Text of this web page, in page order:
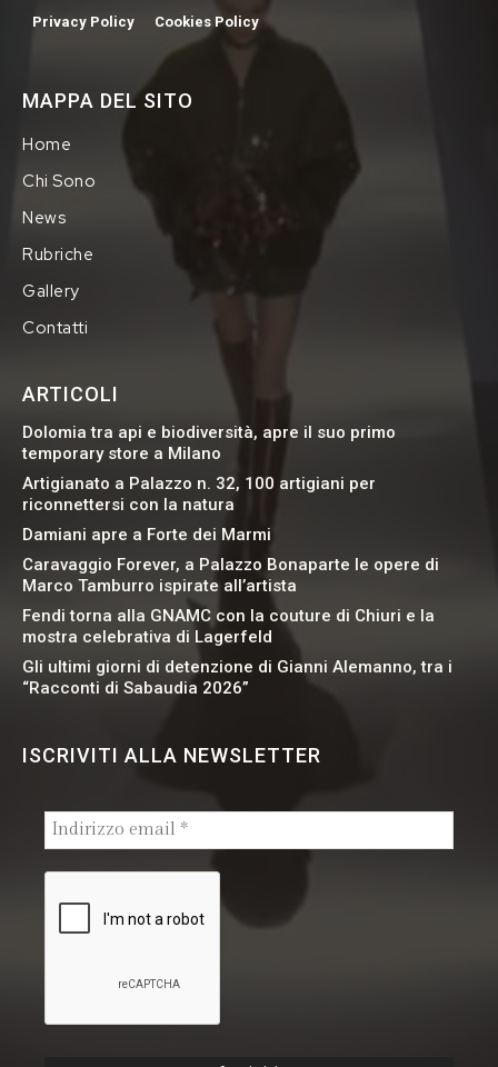
Privacy Policy Cookies Policy
MAPPA DEL SITO
Home
Chi Sono
News
Rubriche
Gallery
Contatti
ARTICOLI
Dolomia tra api e biodiversità, apre il suo primo
temporary store a Milano
Artigianato a Palazzo n. 32, 100 artigiani per
riconnettersi con la natura
Damiani apre a Forte dei Marmi
Caravaggio Forever, a Palazzo Bonaparte le opere di
Marco Tamburro ispirate all’artista
Fendi torna alla GNAMC con la couture di Chiuri e la
mostra celebrativa di Lagerfeld
Gli ultimi giorni di detenzione di Gianni Alemanno, tra i
“Racconti di Sabaudia 2026”
ISCRIVITI ALLA NEWSLETTER